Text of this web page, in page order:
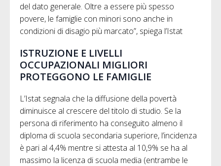
del dato generale. Oltre a essere più spesso
povere, le famiglie con minori sono anche in
condizioni di disagio più marcato”, spiega l’Istat
ISTRUZIONE E LIVELLI
OCCUPAZIONALI MIGLIORI
PROTEGGONO LE FAMIGLIE
L’Istat segnala che la diffusione della povertà
diminuisce al crescere del titolo di studio. Se la
persona di riferimento ha conseguito almeno il
diploma di scuola secondaria superiore, l’incidenza
è pari al 4,4% mentre si attesta al 10,9% se ha al
massimo la licenza di scuola media (entrambe le